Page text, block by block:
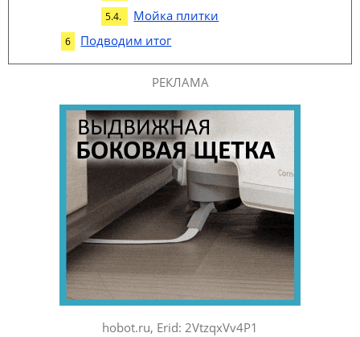
Мойка плитки
Подводим итог
РЕКЛАМА
hobot.ru, Erid: 2VtzqxVv4P1